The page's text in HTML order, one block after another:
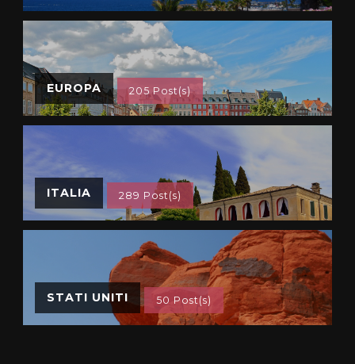
EUROPA 205 Post(s)
ITALIA 289 Post(s)
STATI UNITI 50 Post(s)